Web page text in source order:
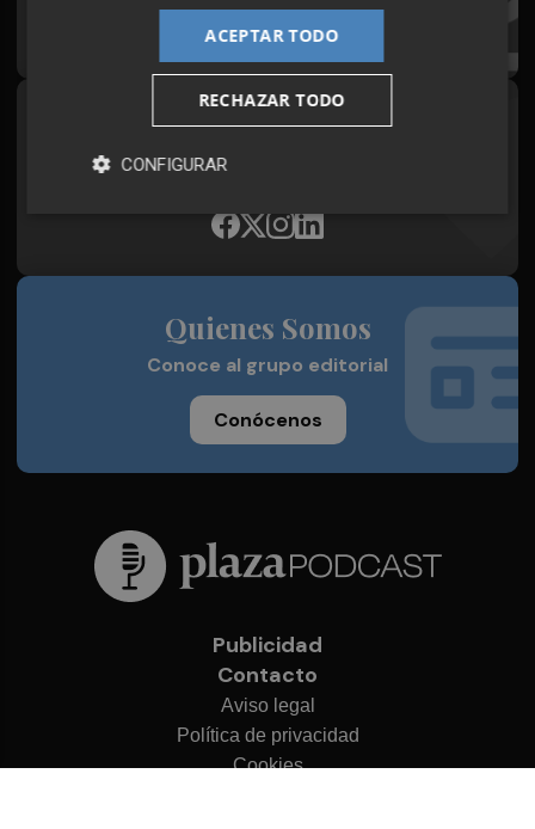
¡Quiero suscribirme!
Síguenos en redes
Plaza Podcast, desde cualquier medio
Quienes Somos
Conoce al grupo editorial
Conócenos
Publicidad
Contacto
Aviso legal
Política de privacidad
Cookies
ACEPTAR TODO
RECHAZAR TODO
CONFIGURAR